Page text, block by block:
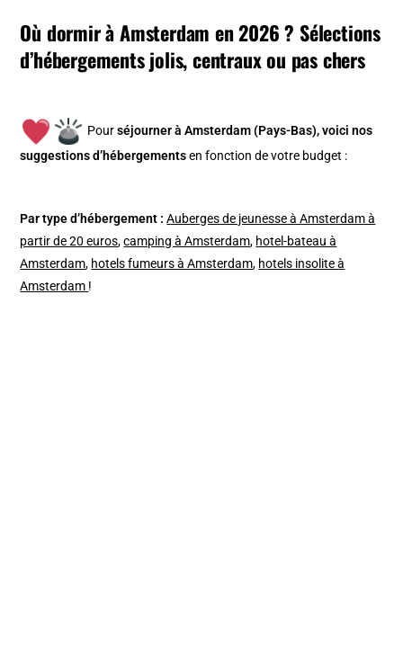
Où dormir à Amsterdam en 2026 ? Sélections
d’hébergements jolis, centraux ou pas chers
Pourséjourner à Amsterdam (Pays-Bas), voici nos
suggestions d’hébergements en fonction de votre budget :
Par type d’hébergement : Auberges de jeunesse à Amsterdam à
partir de 20 euros,camping à Amsterdam, hotel-bateau à
Amsterdam, hotels fumeurs à Amsterdam, hotels insolite à
Amsterdam !